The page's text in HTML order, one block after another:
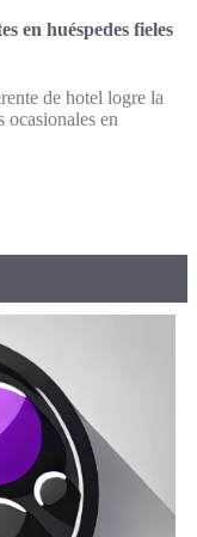
en huéspedes fieles
de hotel logre la
en